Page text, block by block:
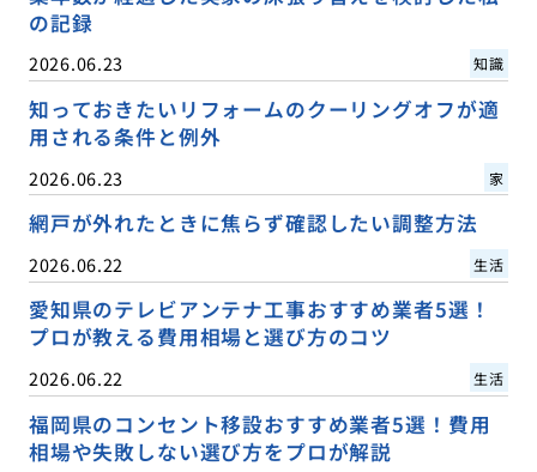
の記録
2026.06.23 知識
知っておきたいリフォームのクーリングオフが適
用される条件と例外
2026.06.23 家
網戸が外れたときに焦らず確認したい調整方法
2026.06.22 生活
愛知県のテレビアンテナ工事おすすめ業者5選！
プロが教える費用相場と選び方のコツ
2026.06.22 生活
福岡県のコンセント移設おすすめ業者5選！費用
相場や失敗しない選び方をプロが解説